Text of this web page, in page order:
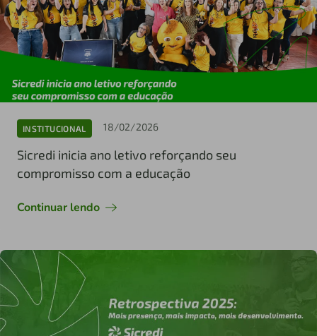
INSTITUCIONAL 18/02/2026
Sicredi inicia ano letivo reforçando seu
compromisso com a educação
Continuar lendo